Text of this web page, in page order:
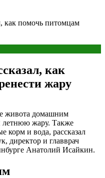
как помочь питомцам
как
жару
живота домашним
летнюю жару. Также
корм и вода, рассказал
директор и главврач
Анатолий Исайкин.